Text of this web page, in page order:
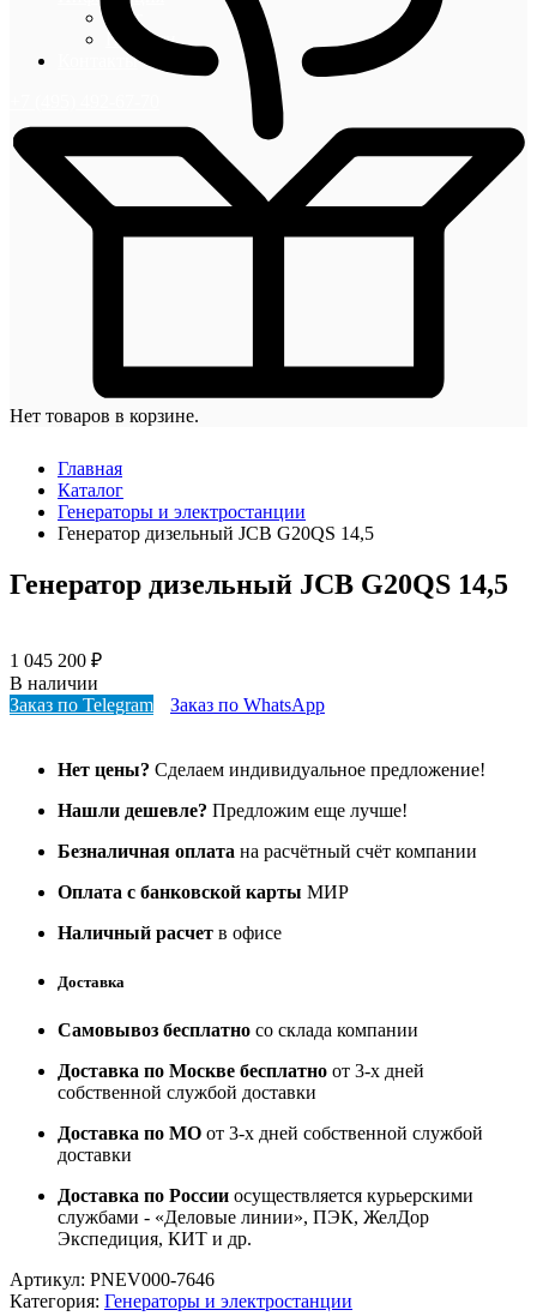
Блог
Новости
Контакты
Нет товаров в корзине.
Главная
Каталог
Генераторы и электростанции
Генератор дизельный JCB G20QS 14,5
Генератор дизельный JCB G20QS 14,5
1 045 200 ₽
В наличии
Заказ по Telegram
Заказ по WhatsApp
Нет цены? Сделаем индивидуальное предложение!
Нашли дешевле? Предложим еще лучше!
Безналичная оплата на расчётный счёт компании
Оплата с банковской карты МИР
Наличный расчет в офисе
Доставка
Самовывоз бесплатно со склада компании
Доставка по Москве бесплатно от 3-х дней
собственной службой доставки
Доставка по МО от 3-х дней собственной службой
доставки
Доставка по России осуществляется курьерскими
службами - «Деловые линии», ПЭК, ЖелДор
Экспедиция, КИТ и др.
Артикул: PNEV000-7646
Категория: Генераторы и электростанции